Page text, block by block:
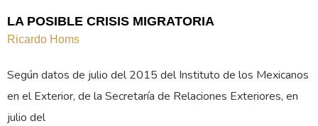
LA POSIBLE CRISIS MIGRATORIA
Ricardo Homs
Según datos de julio del 2015 del Instituto de los Mexicanos
en el Exterior, de la Secretaría de Relaciones Exteriores, en
julio del